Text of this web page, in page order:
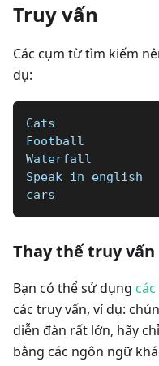
Truy vấn
Các cụm từ tìm kiếm
dụ:
Cats
Football
Waterfall
Speak in english
cars
Thay thế truy vấn
Bạn có thể sử dụng
các truy vấn, ví dụ:
diễn đàn rất lớn, hãy
bằng các ngôn ngữ